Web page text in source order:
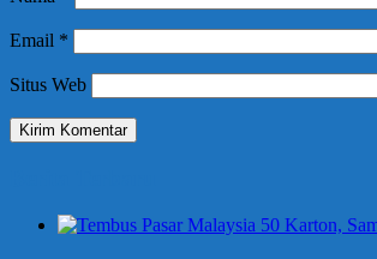
Email *
Situs Web